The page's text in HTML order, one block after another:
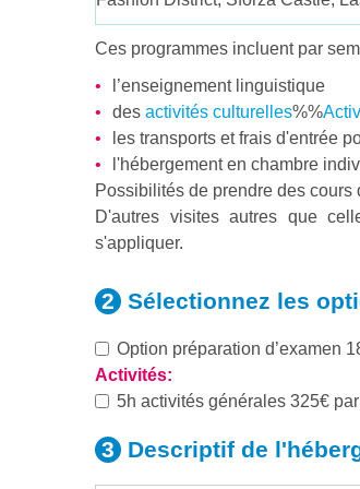
Ces programmes incluent par
l’enseignement linguistique
des activités culturelles%%
les transports et frais d'entrée
l'hébergement en chambre
Possibilités de prendre des
D'autres visites autres que
s'appliquer.
Sélectionnez les
Option préparation d’examen
Activités:
5h activités générales 325€
Descriptif de